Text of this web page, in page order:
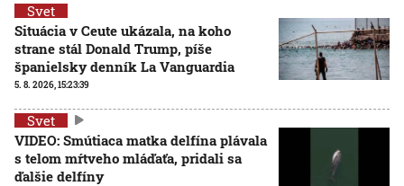
Svet
Situácia v Ceute ukázala, na koho
strane stál Donald Trump, píše
španielsky denník La Vanguardia
5. 8. 2026, 15:23:39
Svet
VIDEO: Smútiaca matka delfína plávala
s telom mŕtveho mláďaťa, pridali sa
ďalšie delfíny